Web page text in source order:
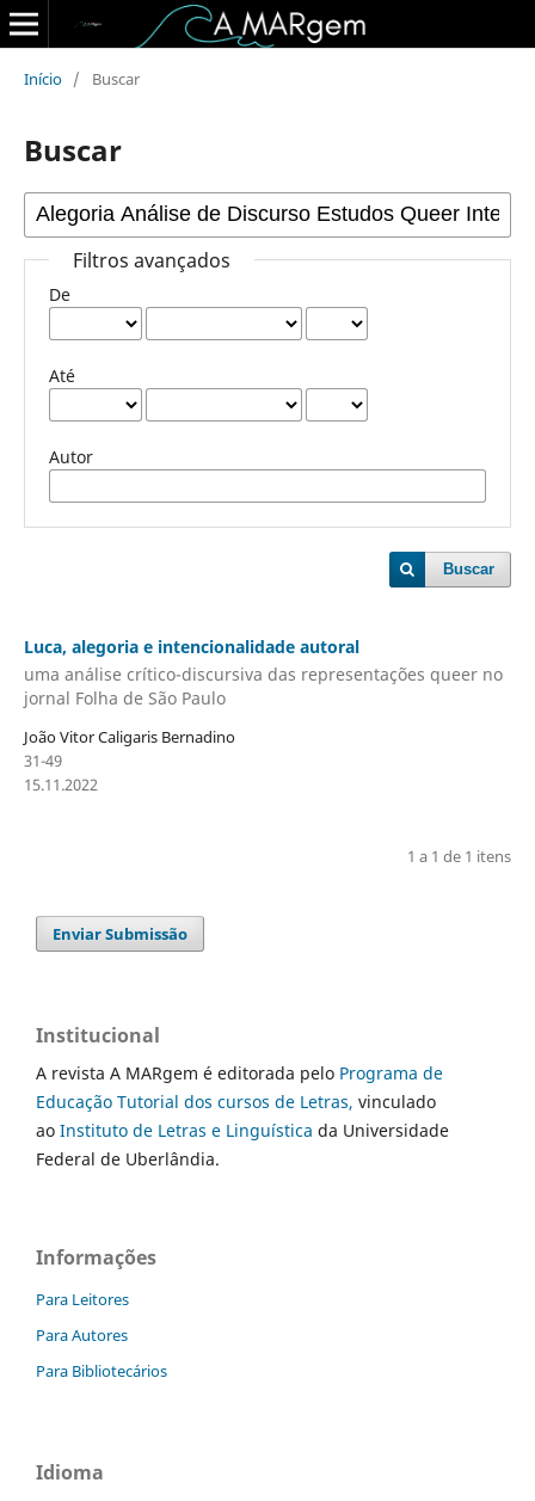
Início / Buscar
Buscar
Filtros avançados
De
Até
Autor
Buscar
Luca, alegoria e intencionalidade autoral
uma análise crítico-discursiva das representações queer no
jornal Folha de São Paulo
João Vitor Caligaris Bernadino
31-49
15.11.2022
1 a 1 de 1 itens
Enviar Submissão
Institucional
A revista A MARgem é editorada pelo Programa de
Educação Tutorial dos cursos de Letras, vinculado
ao Instituto de Letras e Linguística da Universidade
Federal de Uberlândia.
Informações
Para Leitores
Para Autores
Para Bibliotecários
Idioma